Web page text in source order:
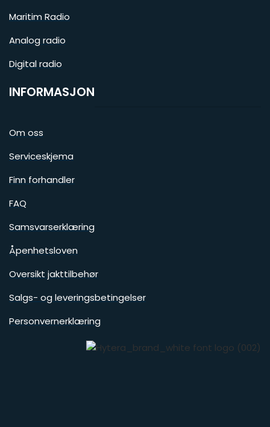
Maritim Radio
Analog radio
Digital radio
INFORMASJON
Om oss
Serviceskjema
Finn forhandler
FAQ
Samsvarserklæring
Åpenhetsloven
Oversikt jakttilbehør
Salgs- og leveringsbetingelser
Personvernerklæring